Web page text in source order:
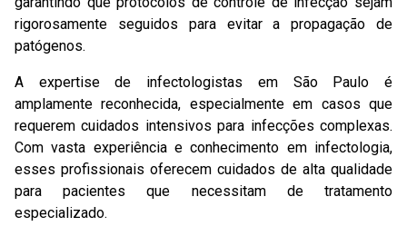
rigorosamente seguidos para evitar a propagação de
patógenos.
A expertise de infectologistas em São Paulo é
amplamente reconhecida, especialmente em casos que
requerem cuidados intensivos para infecções complexas.
Com vasta experiência e conhecimento em infectologia,
esses profissionais oferecem cuidados de alta qualidade
para pacientes que necessitam de tratamento
especializado.